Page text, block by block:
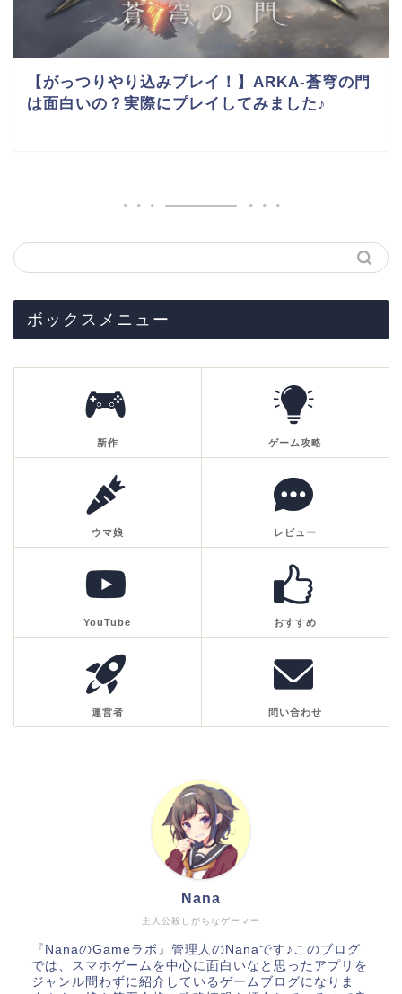
【がっつりやり込みプレイ！】ARKA-蒼穹の門
は面白いの？実際にプレイしてみました♪
ボックスメニュー
新作 ゲーム攻略
ウマ娘 レビュー
YouTube おすすめ
運営者 問い合わせ
主人公殺しがちなゲーマー
Nana
『NanaのGameラボ』管理人のNanaです♪このブログ
では、スマホゲームを中心に面白いなと思ったアプリを
ジャンル問わずに紹介しているゲームブログになりま